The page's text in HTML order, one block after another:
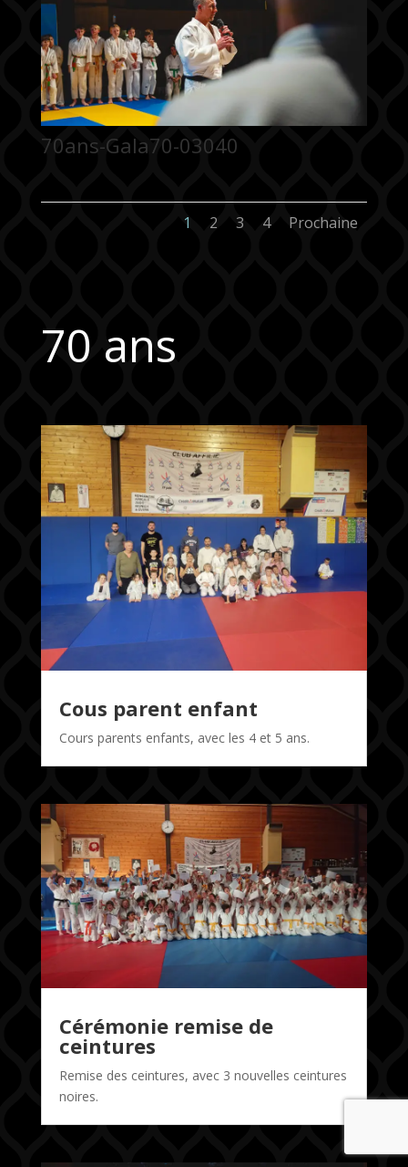
70ans-Gala70-03040
1 2 3 4 Prochaine
70 ans
Cous parent enfant
Cours parents enfants, avec les 4 et 5 ans.
Cérémonie remise de
ceintures
Remise des ceintures, avec 3 nouvelles ceintures
noires.